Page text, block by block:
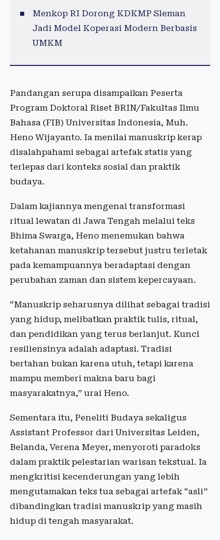
Menkop RI Dorong KDKMP Sleman
Jadi Model Koperasi Modern Berbasis
UMKM
Pandangan serupa disampaikan Peserta
Program Doktoral Riset BRIN/Fakultas Ilmu
Bahasa (FIB) Universitas Indonesia, Muh.
Heno Wijayanto. Ia menilai manuskrip kerap
disalahpahami sebagai artefak statis yang
terlepas dari konteks sosial dan praktik
budaya.
Dalam kajiannya mengenai transformasi
ritual lewatan di Jawa Tengah melalui teks
Bhima Swarga, Heno menemukan bahwa
ketahanan manuskrip tersebut justru terletak
pada kemampuannya beradaptasi dengan
perubahan zaman dan sistem kepercayaan.
“Manuskrip seharusnya dilihat sebagai tradisi
yang hidup, melibatkan praktik tulis, ritual,
dan pendidikan yang terus berlanjut. Kunci
resiliensinya adalah adaptasi. Tradisi
bertahan bukan karena utuh, tetapi karena
mampu memberi makna baru bagi
masyarakatnya,” urai Heno.
Sementara itu, Peneliti Budaya sekaligus
Assistant Professor dari Universitas Leiden,
Belanda, Verena Meyer, menyoroti paradoks
dalam praktik pelestarian warisan tekstual. Ia
mengkritisi kecenderungan yang lebih
mengutamakan teks tua sebagai artefak “asli”
dibandingkan tradisi manuskrip yang masih
hidup di tengah masyarakat.